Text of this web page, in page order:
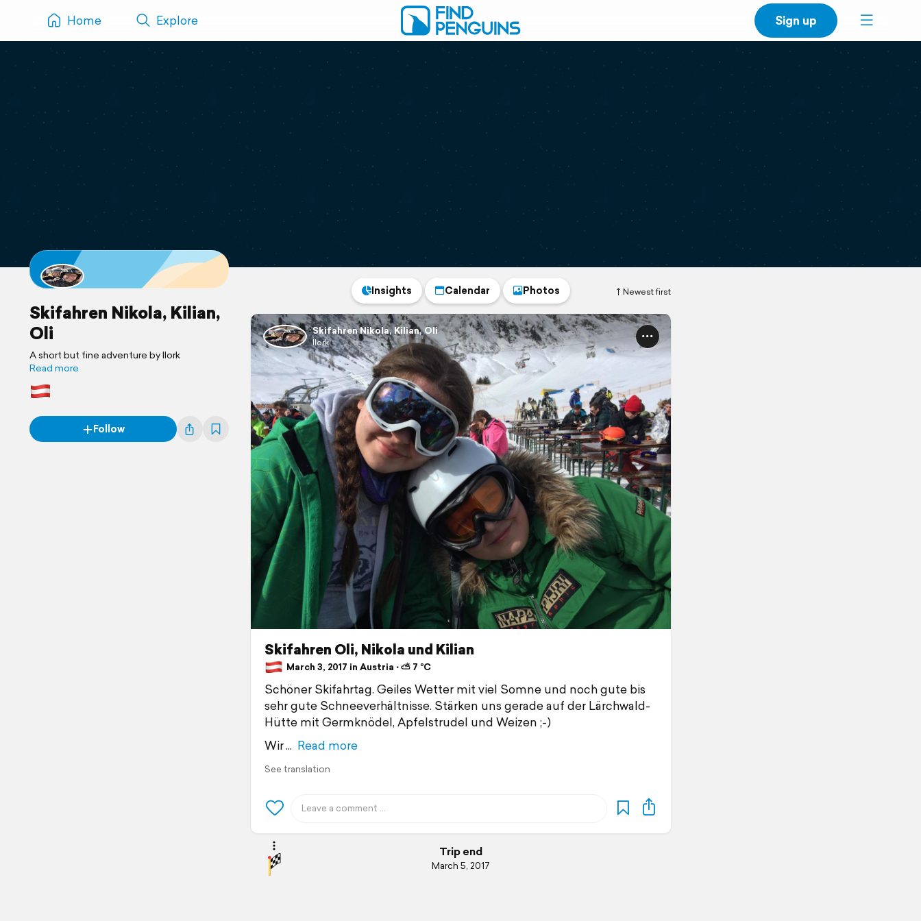
Home Explore Sign up
Skifahren Nikola, Kilian,
Oli
A short but fine adventure by llork
Read more
Follow
Newest first
Insights Calendar Photos
Skifahren Nikola, Kilian, Oli
llork
Skifahren Oli, Nikola und Kilian
March 3, 2017 in Austria ⋅ ⛅ 7 °C
Schöner Skifahrtag. Geiles Wetter mit viel Somne und noch gute bis
sehr gute Schneeverhältnisse. Stärken uns gerade auf der Lärchwald-
Hütte mit Germknödel, Apfelstrudel und Weizen ;-)
Wir
Read more
See translation
Trip end
March 5, 2017